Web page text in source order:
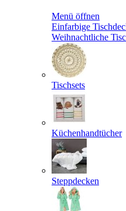
Menü öffnen
Einfarbige
Weihnachtliche
Tischsets
Küchenhandtücher
Steppdecken